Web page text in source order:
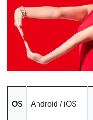
OS Android / iOS